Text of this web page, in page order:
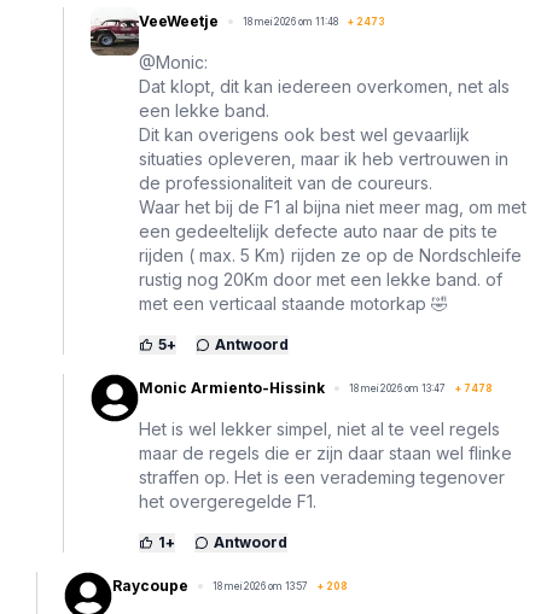
VeeWeetje 18 mei 2026 om 11:48 + 2473
@Monic:
Dat klopt, dit kan iedereen overkomen, net als
een lekke band.
Dit kan overigens ook best wel gevaarlijk
situaties opleveren, maar ik heb vertrouwen in
de professionaliteit van de coureurs.
Waar het bij de F1 al bijna niet meer mag, om met
een gedeeltelijk defecte auto naar de pits te
rijden ( max. 5 Km) rijden ze op de Nordschleife
rustig nog 20Km door met een lekke band. of
met een verticaal staande motorkap 🤣
5+ Antwoord
Monic Armiento-Hissink 18 mei 2026 om 13:47 + 7478
Het is wel lekker simpel, niet al te veel regels
maar de regels die er zijn daar staan wel flinke
straffen op. Het is een verademing tegenover
het overgeregelde F1.
1+ Antwoord
Raycoupe 18 mei 2026 om 13:57 + 208